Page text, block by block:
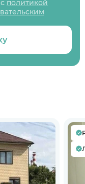
политикой